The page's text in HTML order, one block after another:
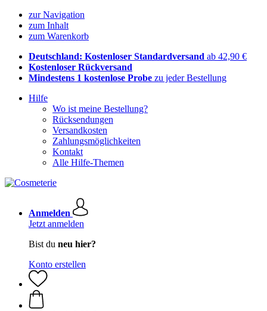
zur Navigation
zum Inhalt
zum Warenkorb
Deutschland: Kostenloser Standardversand ab 42,90 €
Kostenloser Rückversand
Mindestens 1 kostenlose Probe zu jeder Bestellung
Hilfe
Wo ist meine Bestellung?
Rücksendungen
Versandkosten
Zahlungsmöglichkeiten
Kontakt
Alle Hilfe-Themen
Anmelden
Jetzt anmelden
Bist du neu hier?
Konto erstellen